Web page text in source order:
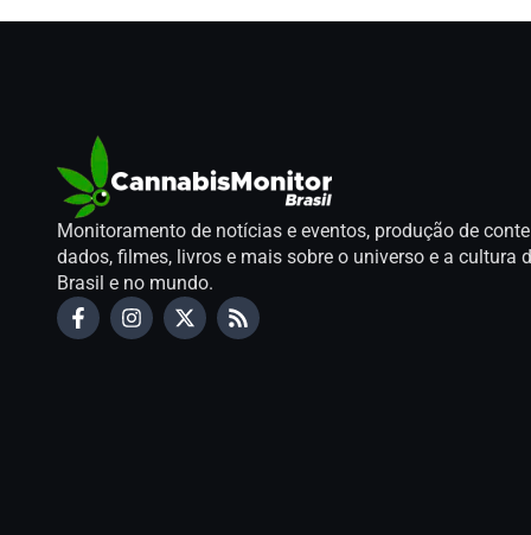
Monitoramento de notícias e eventos, produção de
dados, filmes, livros e mais sobre o universo e a cultura
Brasil e no mundo.